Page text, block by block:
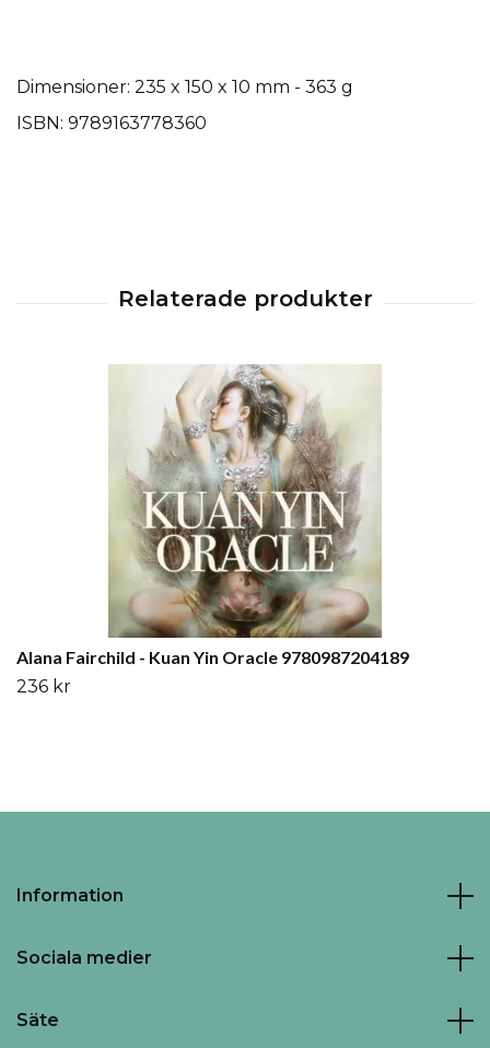
Dimensioner: 235 x 150 x 10 mm - 363 g
ISBN: 9789163778360
Alana Fairchild - Kuan Yin Oracle 9780987204189
236 kr
Information
Sociala medier
Säte